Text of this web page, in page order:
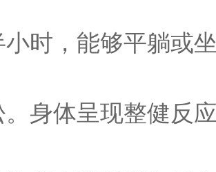
时，能够平躺或
身体呈现整健反